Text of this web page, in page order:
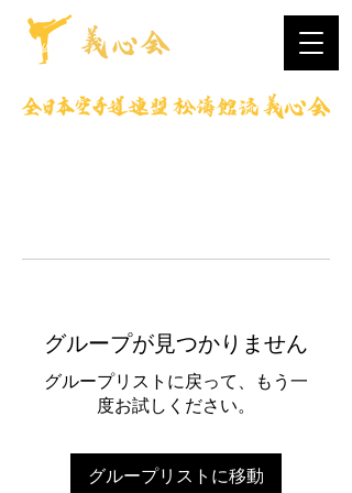
グループが見つかりません
グループリストに戻って、もう一
度お試しください。
グループリストに移動